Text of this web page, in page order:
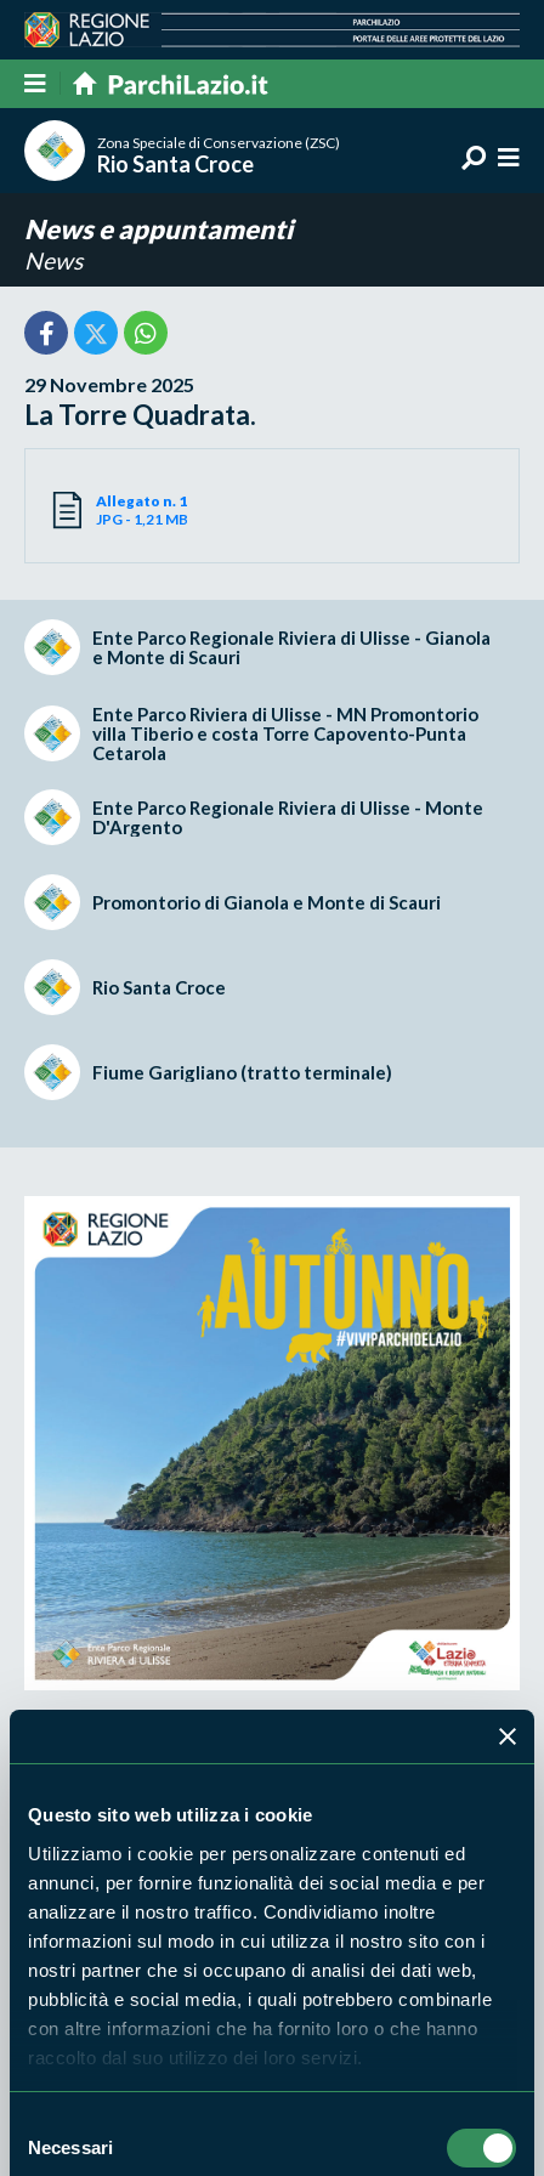
Questo sito web utilizza i cookie
Utilizziamo i cookie per personalizzare contenuti ed
annunci, per fornire funzionalità dei social media e per
analizzare il nostro traffico. Condividiamo inoltre
informazioni sul modo in cui utilizza il nostro sito con i
nostri partner che si occupano di analisi dei dati web,
pubblicità e social media, i quali potrebbero combinarle
con altre informazioni che ha fornito loro o che hanno
raccolto dal suo utilizzo dei loro servizi.
delNecessari
Zona Speciale di Conservazione (ZSC)
Rio Santa Croce
News e appuntamenti
News
29 Novembre 2025
La Torre Quadrata.
Allegato n. 1
JPG - 1,21 MB
Ente Parco Regionale Riviera di Ulisse - Gianola
e Monte di Scauri
Ente Parco Riviera di Ulisse - MN Promontorio
villa Tiberio e costa Torre Capovento-Punta
Cetarola
Ente Parco Regionale Riviera di Ulisse - Monte
D'Argento
Promontorio di Gianola e Monte di Scauri
Rio Santa Croce
Fiume Garigliano (tratto terminale)
Sabato 29 Novembre, ore 10:00 - Scauri
La Torre Quadrata (o di “Scauri” o dei “Cavallari”) sorge su un
picco a strapiombo sul mare e fu eretta nel XVI secolo per
potenziare le difese costiere. Dal lungomare di Scauri,
saliremoverso il promontorio di Monte d’oro, catturando i
profumi della macchia mediterranea e ammirando il panorama
del golfo. A seguire, scenderermo verso la spiaggia dei
• Appuntamento: ore 10.00, Ecoalbergo del parco, via
Cesare Baronio snc (via Appia, area ex SIECI).